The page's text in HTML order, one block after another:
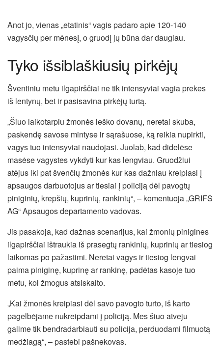
Anot jo, vienas „etatinis“ vagis padaro apie 120-140
vagysčių per mėnesį, o gruodį jų būna dar daugiau.
Tyko išsiblaškiusių pirkėjų
Šventiniu metu ilgapirščiai ne tik intensyviai vagia prekes
iš lentynų, bet ir pasisavina pirkėjų turtą.
„Šiuo laikotarpiu žmonės ieško dovanų, neretai skuba,
paskendę savose mintyse ir sąrašuose, ką reikia nupirkti,
vagys tuo intensyviai naudojasi. Juolab, kad didelėse
masėse vagystes vykdyti kur kas lengviau. Gruodžiui
atėjus iki pat švenčių žmonės kur kas dažniau kreipiasi į
apsaugos darbuotojus ar tiesiai į policiją dėl pavogtų
piniginių, krepšių, kuprinių, rankinių“, – komentuoja „GRIFS
AG“ Apsaugos departamento vadovas.
Jis pasakoja, kad dažnas scenarijus, kai žmonių pinigines
ilgapirščiai ištraukia iš prasegtų rankinių, kuprinių ar tiesiog
laikomas po pažastimi. Neretai vagys ir tiesiog lengvai
paima piniginę, kuprinę ar rankinę, padėtas kasoje tuo
metu, kol žmogus atsiskaito.
„Kai žmonės kreipiasi dėl savo pavogto turto, iš karto
pagelbėjame nukreipdami į policiją. Mes šiuo atveju
galime tik bendradarbiauti su policija, perduodami filmuotą
medžiagą“, – pastebi pašnekovas.